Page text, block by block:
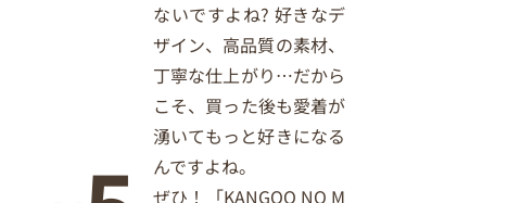
ないですよね? 好きなデ
ザイン、高品質の素材、
丁寧な仕上がり…だから
こそ、買った後も愛着が
湧いてもっと好きになる
んですよね。
ぜひ！「KANGOO NO M